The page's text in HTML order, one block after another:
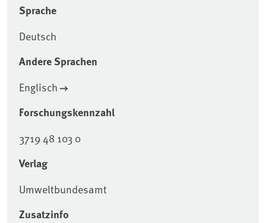
Sprache
Deutsch
Andere Sprachen
Englisch
Forschungskennzahl
3719 48 103 0
Verlag
Umweltbundesamt
Zusatzinfo